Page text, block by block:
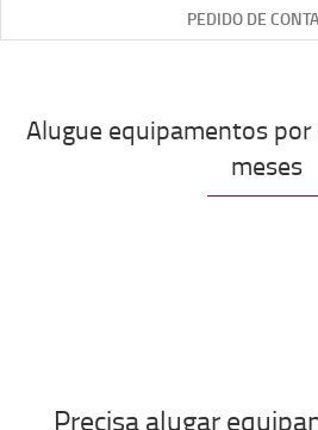
PEDIDO DE
Alugue equipamentos por
meses
Precisa alugar